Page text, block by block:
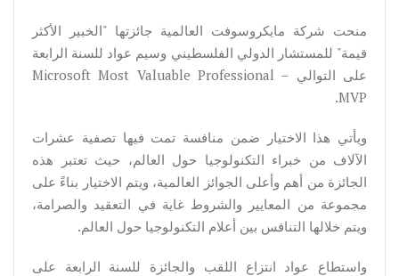
منحت شركة مايكروسوفت العالمية جائزتها "الخبير الأكثر
قيمة" للمستشار الدولي الفلسطيني وسيم عواد للسنة الرابعة
على التوالي Microsoft Most Valuable Professional –
MVP.
ويأتي هذا الاختيار ضمن منافسة تمت فيها تصفية عشرات
الآلاف من خبراء التكنولوجيا حول العالم، حيث تعتبر هذه
الجائزة من أهم وأعلى الجوائز العالمية، ويتم الاختيار بناءً على
مجموعة من المعايير والشروط غاية في التعقيد والصرامة،
ويتم خلالها التنافس بين أعلام التكنولوجيا حول العالم.
واستطاع عواد انتزاع اللقب والجائزة للسنة الرابعة على